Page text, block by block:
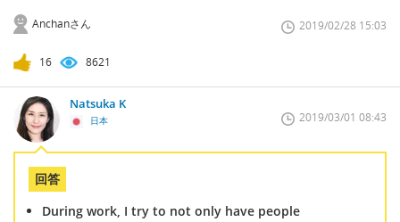
Anchanさん 2019/02/28 15:03
16 8621
Natsuka K
日本 2019/03/01 08:43
回答
During work, I try to not only have people